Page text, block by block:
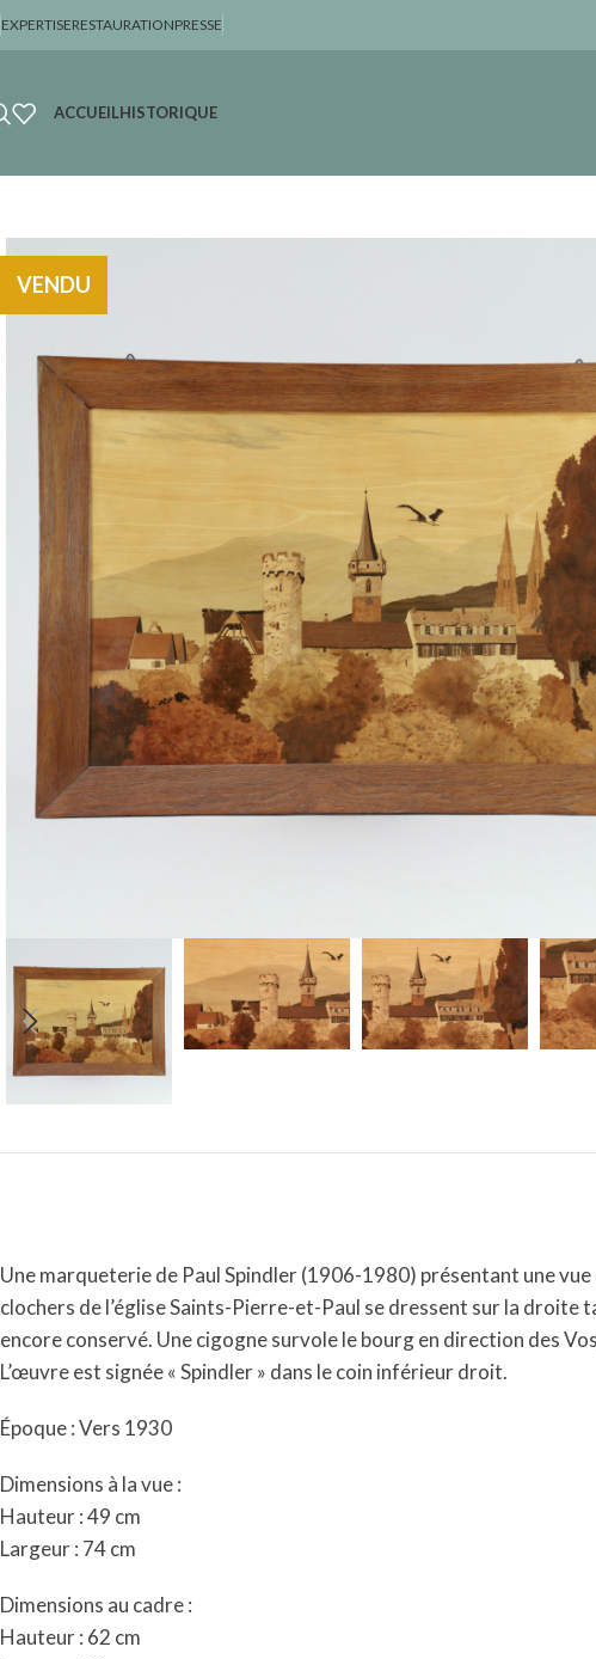
EXPERTISERESTAURATIONPRESSE
ACCUEILHISTORIQUE
VENDU
Une marqueterie de Paul Spindler (1906-1980) présentant une
clochers de l’église Saints-Pierre-et-Paul se dressent sur la
encore conservé. Une cigogne survole le bourg en direction des
L’œuvre est signée « Spindler » dans le coin inférieur droit.
Époque : Vers 1930
Dimensions à la vue :
Hauteur : 49 cm
Largeur : 74 cm
Dimensions au cadre :
Hauteur : 62 cm